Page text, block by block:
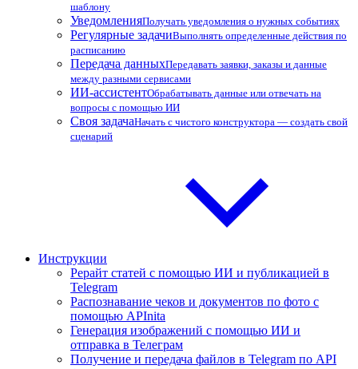
шаблону
УведомленияПолучать уведомления о нужных событиях
Регулярные задачиВыполнять определенные действия по
расписанию
Передача данныхПередавать заявки, заказы и данные
между разными сервисами
ИИ-ассистентОбрабатывать данные или отвечать на
вопросы с помощью ИИ
Своя задачаНачать с чистого конструктора — создать свой
сценарий
Инструкции
Рерайт статей с помощью ИИ и публикацией в
Telegram
Распознавание чеков и документов по фото с
помощью APInita
Генерация изображений с помощью ИИ и
отправка в Телеграм
Получение и передача файлов в Telegram по API